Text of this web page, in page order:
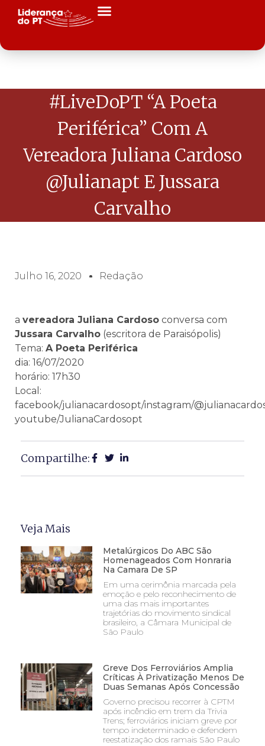
#LiveDoPT “A Poeta
Periférica” Com A
Vereadora Juliana Cardoso
@julianapt E Jussara
Carvalho
Julho 16, 2020 Redação
a vereadora Juliana Cardoso conversa com
Jussara Carvalho (escritora de Paraisópolis)
Tema: A Poeta Periférica
dia: 16/07/2020
horário: 17h30
Local:
facebook/julianacardosopt/instagram/
youtube/JulianaCardosopt
Compartilhe:
Veja Mais
Metalúrgicos Do ABC São
Homenageados Com Honraria
Na Camara De SP
Em uma cerimônia marcada pela
emoção e pelo reconhecimento de
uma das mais importantes
trajetórias do movimento sindical
brasileiro, a Câmara Municipal de
São Paulo
Greve Dos Ferroviários Amplia
Críticas À Privatização Menos De
Duas Semanas Após Concessão
Governo precisou recorrer à CPTM
após incêndio em trem da Trivia
Trens; ferroviários iniciam greve por
tempo indeterminado e defendem
reestatização dos ramais São Paulo